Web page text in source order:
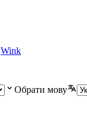
Wink
Обрати мову